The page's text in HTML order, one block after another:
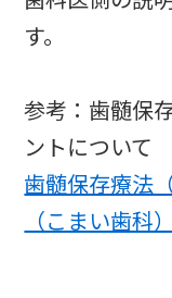
す。
参考：歯髄保
ントについて
歯髄保存療法
（こまい歯科）